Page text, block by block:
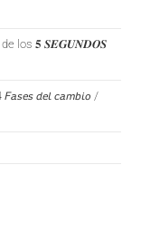
los 𝟓 𝑺𝑬𝑮𝑼𝑵𝑫𝑶𝑺
𝘥𝘦𝘭 𝘤𝘢𝘮𝘣𝘪𝘰 /